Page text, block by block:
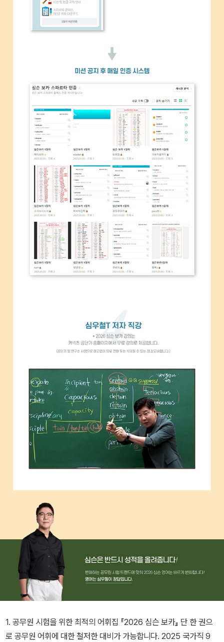
1. 공무원 시험을 위한 최적의 어휘집 『2026 심슨 보카』 단 한 권으
로 공무원 어휘에 대한 철저한 대비가 가능합니다. 2025 국가직 9